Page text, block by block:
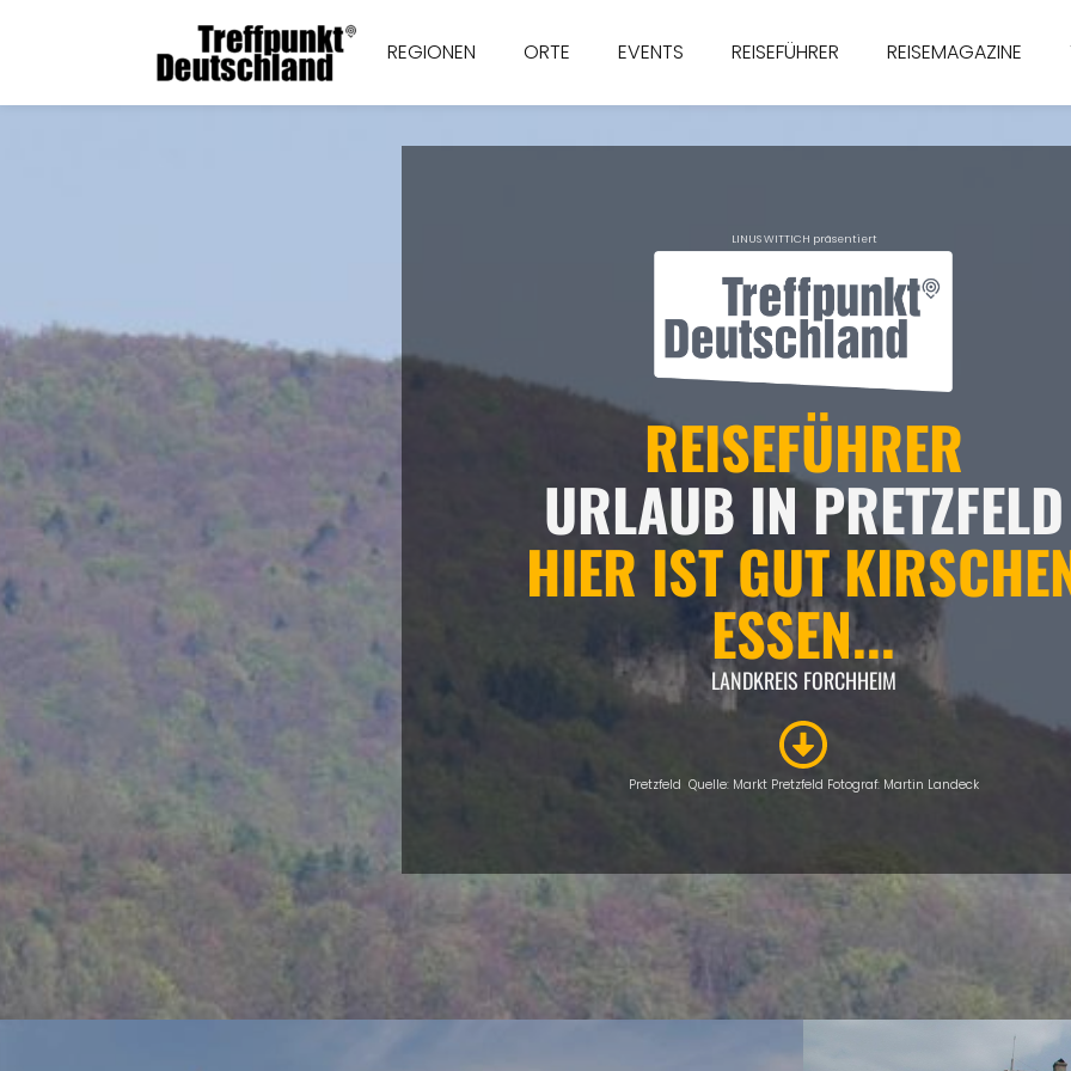
REGIONEN ORTE EVENTS REISEFÜHRER REISEMAGAZINE
LINUS WITTICH präsentiert
REISEFÜHRER
URLAUB IN PRETZFELD
HIER IST GUT
ESSEN...
LANDKREIS FORCHHEIM
Pretzfeld Quelle: Markt Pretzfeld Fotograf: Martin Landeck
ÜBERSICHT